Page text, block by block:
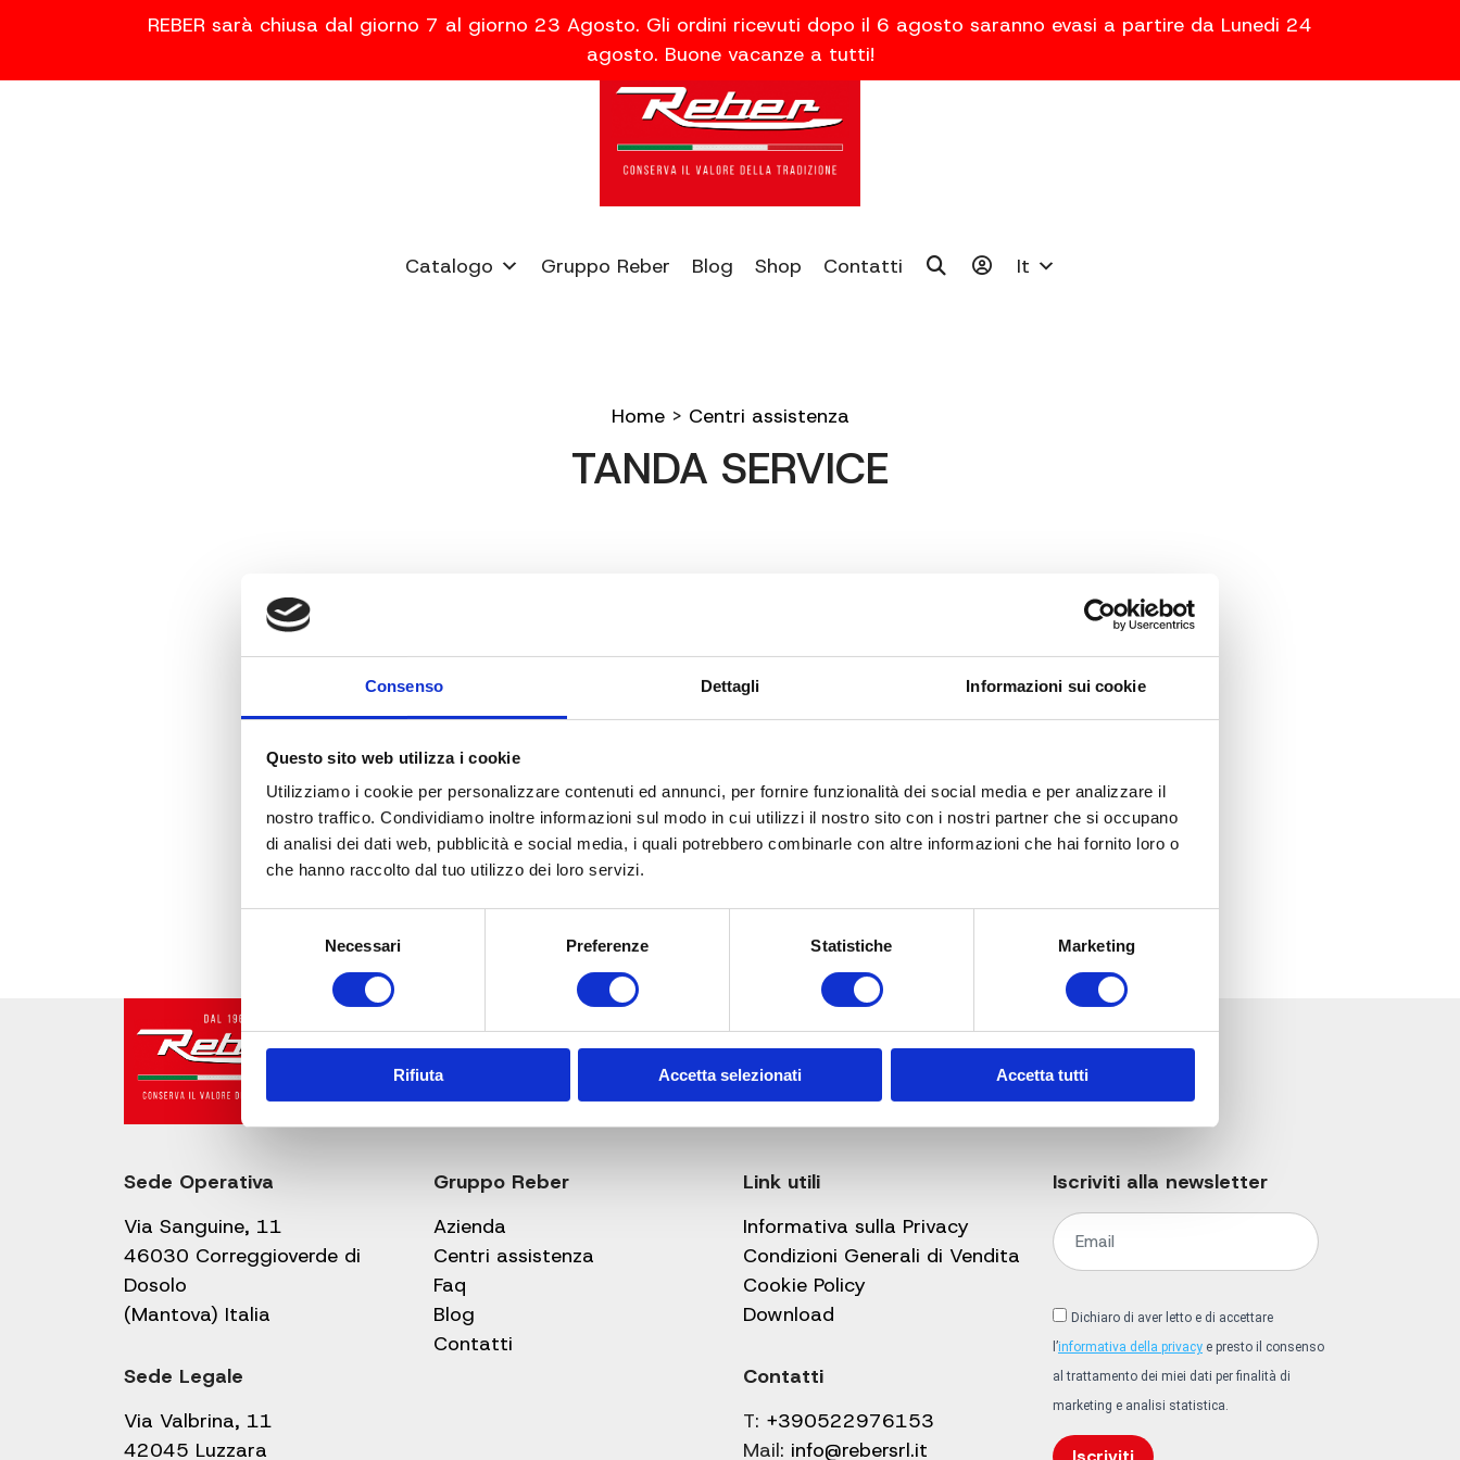
Consenso Dettagli Informazioni sui cookie
Questo sito web utilizza i cookie
Utilizziamo i cookie per personalizzare contenuti ed annunci, per fornire funzionalità dei social media e per analizzare il
nostro traffico. Condividiamo inoltre informazioni sul modo in cui utilizzi il nostro sito con i nostri partner che si occupano
di analisi dei dati web, pubblicità e social media, i quali potrebbero combinarle con altre informazioni che hai fornito loro o
che hanno raccolto dal tuo utilizzo dei loro servizi.
Necessari Preferenze Statistiche Marketing
Rifiuta Accetta selezionati Accetta tutti
REBER sarà chiusa dal giorno 7 al giorno 23 Agosto. Gli ordini ricevuti dopo il 6 agosto saranno evasi a partire da Lunedi 24
agosto. Buone vacanze a tutti!
Catalogo Gruppo Reber Blog Shop Contatti It
Home> Centri assistenza
TANDA SERVICE
VIA PONTIDA, 57 - 09134 CAGLIARI
EMAIL
tandaservice@tiscali.it
Sede Operativa
Via Sanguine, 11
46030 Correggioverde di
Dosolo
(Mantova) Italia
Sede Legale
Via Valbrina, 11
42045 Luzzara
Gruppo Reber
Azienda
Centri assistenza
Faq
Blog
Contatti
Link utili
Informativa sulla Privacy
Condizioni Generali di Vendita
Cookie Policy
Download
Contatti
T: +390522976153
Mail: info@rebersrl.it
Iscriviti alla newsletter
Dichiaro di aver letto e di accettare
l’informativa della privacy e presto il consenso
al trattamento dei miei dati per finalità di
marketing e analisi statistica.